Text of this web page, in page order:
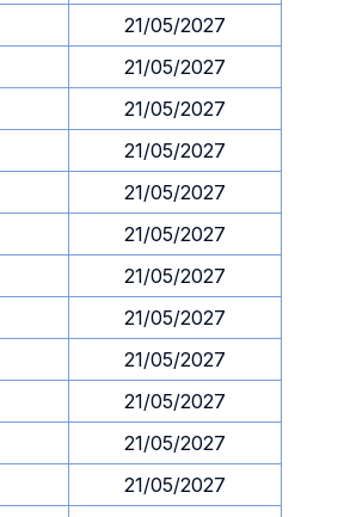
21/05/2027
21/05/2027
21/05/2027
21/05/2027
21/05/2027
21/05/2027
21/05/2027
21/05/2027
21/05/2027
21/05/2027
21/05/2027
21/05/2027